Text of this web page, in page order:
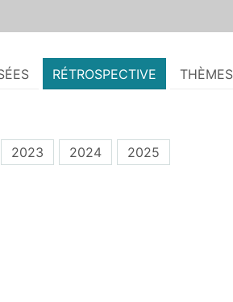
RÉTROSPECTIVE
2023 2024 2025